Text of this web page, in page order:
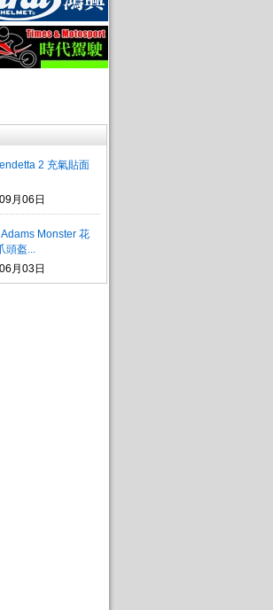
2 充氣貼面
月06日
Monster 花
頭盔...
月03日